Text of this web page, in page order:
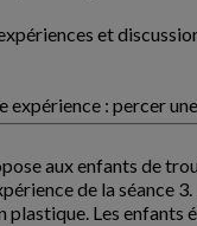
et
expérience : percer
aux enfants de
de la séance
plastique. Les